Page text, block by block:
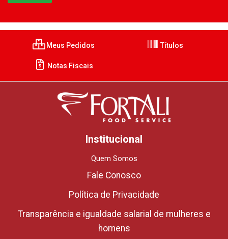
Meus Pedidos Títulos
Notas Fiscais
Institucional
Quem Somos
Fale Conosco
Política de Privacidade
Transparência e igualdade salarial de mulheres e
homens